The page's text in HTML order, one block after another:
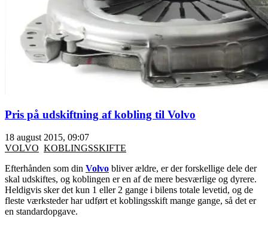
Pris på udskiftning af kobling til Volvo
18 august 2015, 09:07
VOLVO KOBLINGSSKIFTE
Efterhånden som din Volvo bliver ældre, er der forskellige dele der
skal udskiftes, og koblingen er en af de mere besværlige og dyrere.
Heldigvis sker det kun 1 eller 2 gange i bilens totale levetid, og de
fleste værksteder har udført et koblingsskift mange gange, så det er
en standardopgave.